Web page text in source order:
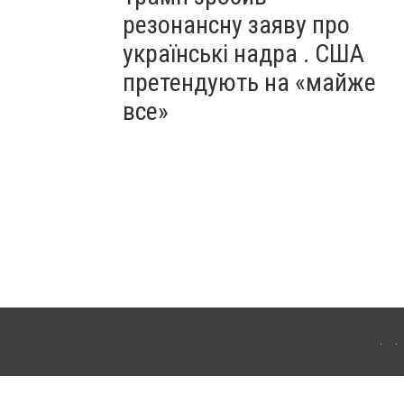
резонансну заяву про
українські надра . США
претендують на «майже
все»